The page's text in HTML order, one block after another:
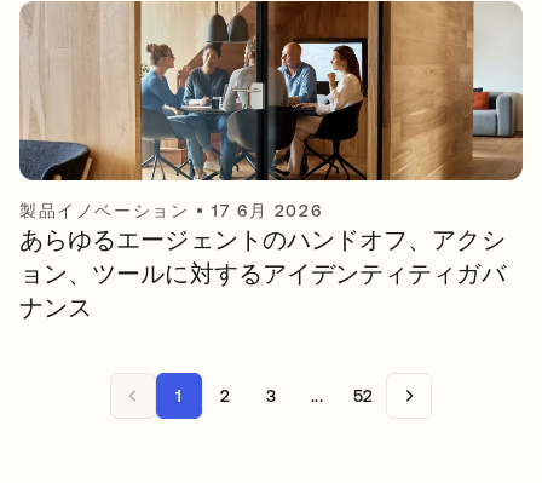
製品イノベーション •17 6月 2026
あらゆるエージェントのハンドオフ、アクシ
ョン、ツールに対するアイデンティティガバ
ナンス
1 2 3 ... 52